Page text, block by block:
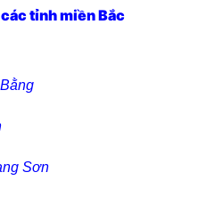
tỉnh miền Bắc
Sơn